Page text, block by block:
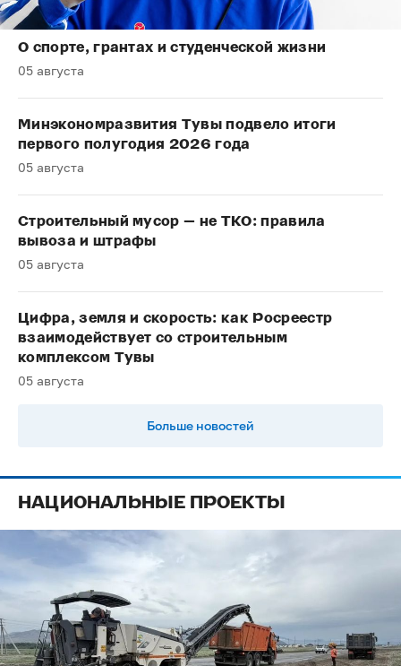
О спорте, грантах и студенческой жизни
05 августа
Минэкономразвития Тувы подвело итоги
первого полугодия 2026 года
05 августа
Строительный мусор — не ТКО: правила
вывоза и штрафы
05 августа
Цифра, земля и скорость: как Росреестр
взаимодействует со строительным
комплексом Тувы
05 августа
Больше новостей
НАЦИОНАЛЬНЫЕ ПРОЕКТЫ